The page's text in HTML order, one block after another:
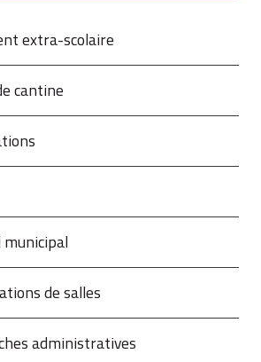
extra-scolaire
cantine
municipal
de salles
administratives